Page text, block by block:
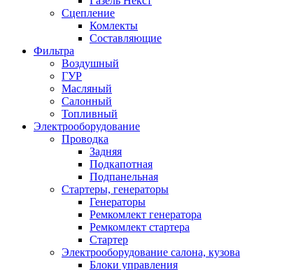
Сцепление
Комлекты
Составляющие
Фильтра
Воздушный
ГУР
Масляный
Салонный
Топливный
Электрооборудование
Проводка
Задняя
Подкапотная
Подпанельная
Стартеры, генераторы
Генераторы
Ремкомлект генератора
Ремкомлект стартера
Стартер
Электрооборудование салона, кузова
Блоки управления